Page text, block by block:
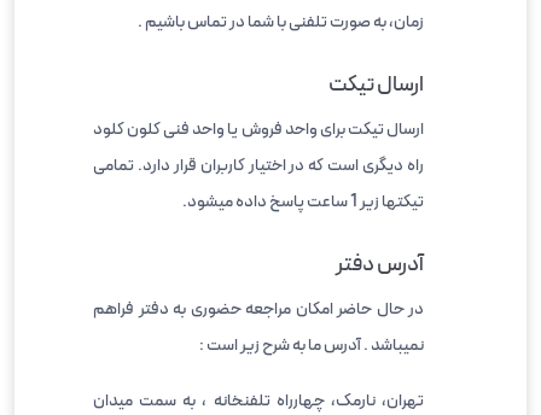
زمان، به صورت تلفنی با شما در تماس باشیم .
ارسال تیکت
ارسال تیکت برای واحد فروش یا واحد فنی کلون کلود
راه دیگری است که در اختیار کاربران قرار دارد. تمامی
تیکتها زیر 1 ساعت پاسخ داده میشود.
آدرس دفتر
در حال حاضر امکان مراجعه حضوری به دفتر فراهم
نمیباشد . آدرس ما به شرح زیر است :
تهران، نارمک، چهارراه تلفنخانه ، به سمت میدان